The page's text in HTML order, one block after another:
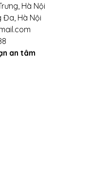
Hà Nội
Đa, Hà Nội
an tâm